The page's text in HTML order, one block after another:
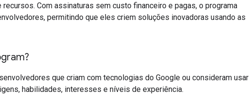
Com assinaturas sem custo financeiro e pagas, o programa
permitindo que eles criem soluções inovadoras usando as
que criam com tecnologias do Google ou consideram usar
habilidades, interesses e níveis de experiência.